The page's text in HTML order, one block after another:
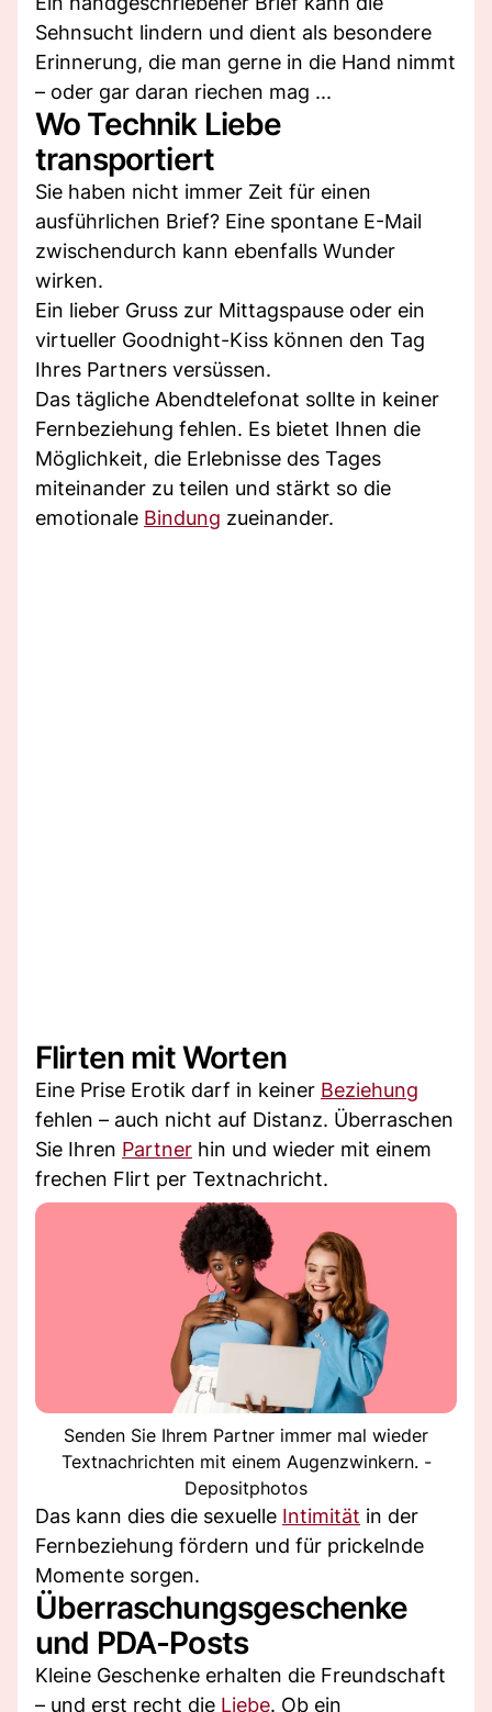
Sehnsucht lindern und dient als besondere
Erinnerung, die man gerne in die Hand nimmt
– oder gar daran riechen mag ...
Wo Technik Liebe
transportiert
Sie haben nicht immer Zeit für einen
ausführlichen Brief? Eine spontane E-Mail
zwischendurch kann ebenfalls Wunder
wirken.
Ein lieber Gruss zur Mittagspause oder ein
virtueller Goodnight-Kiss können den Tag
Ihres Partners versüssen.
Das tägliche Abendtelefonat sollte in keiner
Fernbeziehung fehlen. Es bietet Ihnen die
Möglichkeit, die Erlebnisse des Tages
miteinander zu teilen und stärkt so die
emotionale Bindung zueinander.
Flirten mit Worten
Eine Prise Erotik darf in keiner Beziehung
fehlen – auch nicht auf Distanz. Überraschen
Sie Ihren Partner hin und wieder mit einem
frechen Flirt per Textnachricht.
Senden Sie Ihrem Partner immer mal wieder
Textnachrichten mit einem Augenzwinkern. -
Depositphotos
Das kann dies die sexuelle Intimität in der
Fernbeziehung fördern und für prickelnde
Momente sorgen.
Überraschungsgeschenke
und PDA-Posts
Kleine Geschenke erhalten die Freundschaft
– und erst recht die Liebe. Ob ein